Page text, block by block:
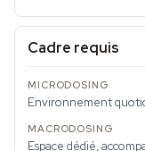
Cadre requis
Environnement
Espace dédié,